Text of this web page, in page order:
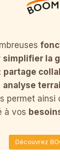
simplifier la
: partage
analyse
permet ainsi
à vos
Découvrez